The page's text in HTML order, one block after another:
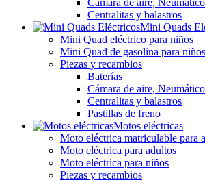
Centralitas y balastros
Mini Quads
Mini Quad eléctrico para niños
Mini Quad de gasolina para niños
Piezas y recambios
Baterías
Cámara de aire,
Centralitas y balastros
Pastillas de freno
Motos eléctricas
Moto eléctrica matriculable para
Moto eléctrica para adultos
Moto eléctrica para niños
Piezas y recambios